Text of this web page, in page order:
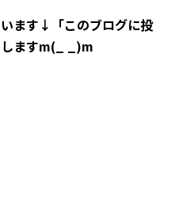
ます↓「このブログに投
しますm(_ _)m